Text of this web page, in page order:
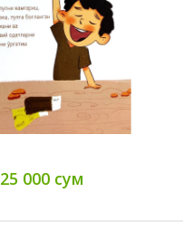
25 000 сум